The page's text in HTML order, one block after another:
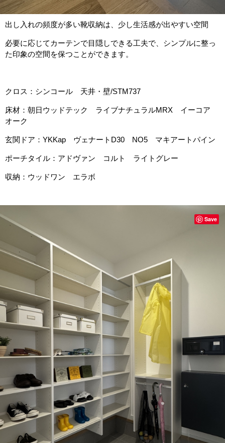
出し入れの頻度が多い靴収納は、少し生活感が出やすい空間
必要に応じてカーテンで目隠しできる工夫で、シンプルに整っ
た印象の空間を保つことができます。
クロス：シンコール 天井・壁/STM737
床材：朝日ウッドテック ライブナチュラルMRX イーコア
オーク
玄関ドア：YKKap ヴェナートD30 NO5 マキアートパイン
ポーチタイル：アドヴァン コルト ライトグレー
収納：ウッドワン エラボ
Save